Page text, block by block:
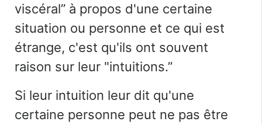
viscéral” à propos d'une certaine
situation ou personne et ce qui est
étrange, c'est qu'ils ont souvent
raison sur leur "intuitions.”
Si leur intuition leur dit qu'une
certaine personne peut ne pas être